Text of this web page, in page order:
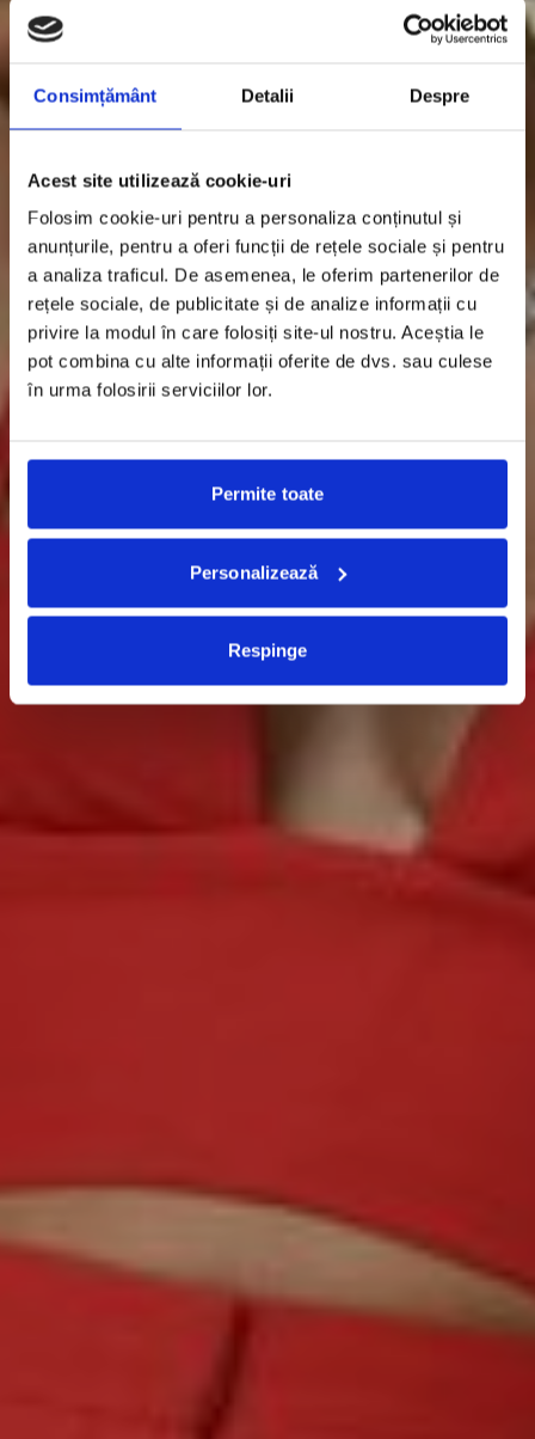
Consimțământ Detalii Despre
Acest site utilizează cookie-uri
Folosim cookie-uri pentru a personaliza conținutul și
anunțurile, pentru a oferi funcții de rețele sociale și pentru
a analiza traficul. De asemenea, le oferim partenerilor de
rețele sociale, de publicitate și de analize informații cu
privire la modul în care folosiți site-ul nostru. Aceștia le
pot combina cu alte informații oferite de dvs. sau culese
în urma folosirii serviciilor lor.
Permite toate
Personalizează
Respinge